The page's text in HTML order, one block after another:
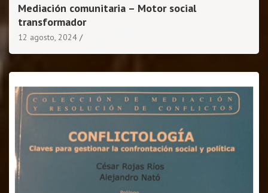
Mediación comunitaria – Motor social
transformador
12 agosto, 2024